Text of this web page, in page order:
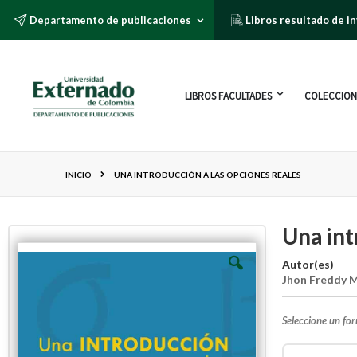
Departamento de publicaciones Libros resultado de
LIBROS FACULTADES
INICIO UNA INTRODUCCIÓN A LAS OPCIONES REALES
Una
Autor(es)
Jhon Freddy
Seleccione un